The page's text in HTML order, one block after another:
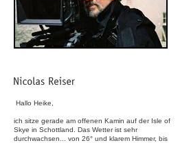
Hallo Heike,
ich sitze gerade am offenen Kamin auf der Isle of
Skye in Schottland. Das Wetter ist sehr
durchwachsen... von 26° und klarem Himmer, bis